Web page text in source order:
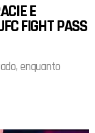
E
FIGHT PASS
enquanto